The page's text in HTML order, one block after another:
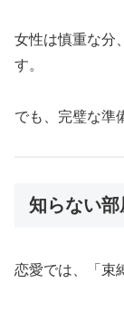
女性は慎重な分
す。
でも、完璧な準
知らない
恋愛では、「束